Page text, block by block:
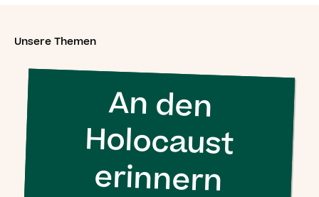
Unsere Themen
An den
Holocaust
erinnern
Folgt uns auf Social Media